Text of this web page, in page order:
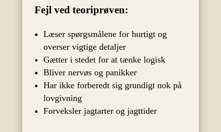
Fejl ved teoriprøven:
Læser spørgsmålene for hurtigt og
overser vigtige detaljer
Gætter i stedet for at tænke logisk
Bliver nervøs og panikker
Har ikke forberedt sig grundigt nok på
lovgivning
Forveksler jagtarter og jagttider